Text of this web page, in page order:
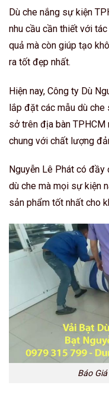
Dù che nắng sự kiện
nhu cầu cần thiết với
quả mà còn giúp tạo
ra tốt đẹp nhất.
Hiện nay, Công ty Dù
lắp đặt các mẫu dù che
sở trên địa bàn
chung với chất lượng
Nguyễn Lê Phát có đầy
dù che mà mọi sự kiện
sản phẩm tốt nhất cho
Báo